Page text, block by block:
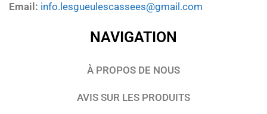
Email: info.lesgueulescassees@gmail.com
NAVIGATION
À PROPOS DE NOUS
AVIS SUR LES PRODUITS